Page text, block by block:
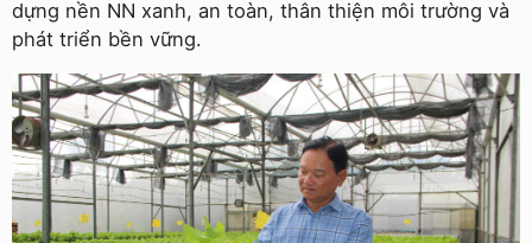
dựng nền NN xanh, an toàn, thân thiện môi trường và
phát triển bền vững.